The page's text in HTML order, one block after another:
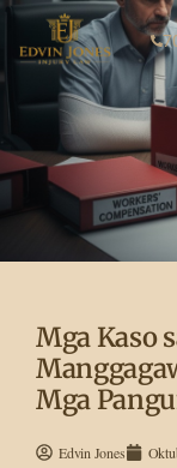
Mga Kaso
Mga
Edvin Jones